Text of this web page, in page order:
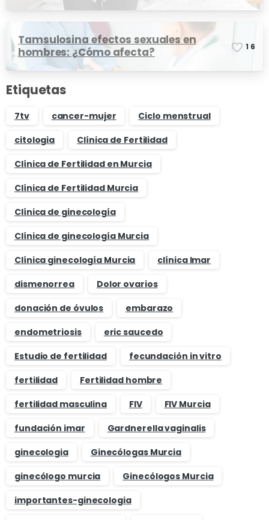
Tamsulosina efectos sexuales en
hombres: ¿Cómo afecta?
1 6
Etiquetas
7tv cancer-mujer
Ciclo menstrual
citologia
Clínica de Fertilidad
Clínica de Fertilidad en Murcia
Clínica de Fertilidad Murcia
Clínica de ginecología
Clínica de ginecología Murcia
Clínica ginecología Murcia
clínica Imar
dismenorrea
Dolor ovarios
donación de óvulos
embarazo
endometriosis
eric saucedo
Estudio de fertilidad
fecundación in vitro
fertilidad
Fertilidad hombre
fertilidad masculina
FIV
FIV Murcia
fundación imar
Gardnerella vaginalis
ginecologia
Ginecólogas Murcia
ginecólogo murcia
Ginecólogos Murcia
importantes-ginecologia